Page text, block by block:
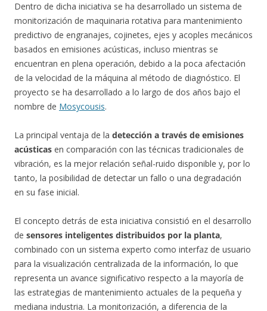
Dentro de dicha iniciativa se ha desarrollado un sistema de
monitorización de maquinaria rotativa para mantenimiento
predictivo de engranajes, cojinetes, ejes y acoples mecánicos
basados en emisiones acústicas, incluso mientras se
encuentran en plena operación, debido a la poca afectación
de la velocidad de la máquina al método de diagnóstico. El
proyecto se ha desarrollado a lo largo de dos años bajo el
nombre de Mosycousis.
La principal ventaja de la detección a través de emisiones
acústicas en comparación con las técnicas tradicionales de
vibración, es la mejor relación señal-ruido disponible y, por lo
tanto, la posibilidad de detectar un fallo o una degradación
en su fase inicial.
El concepto detrás de esta iniciativa consistió en el desarrollo
de sensores inteligentes distribuidos por la planta,
combinado con un sistema experto como interfaz de usuario
para la visualización centralizada de la información, lo que
representa un avance significativo respecto a la mayoría de
las estrategias de mantenimiento actuales de la pequeña y
mediana industria. La monitorización, a diferencia de la